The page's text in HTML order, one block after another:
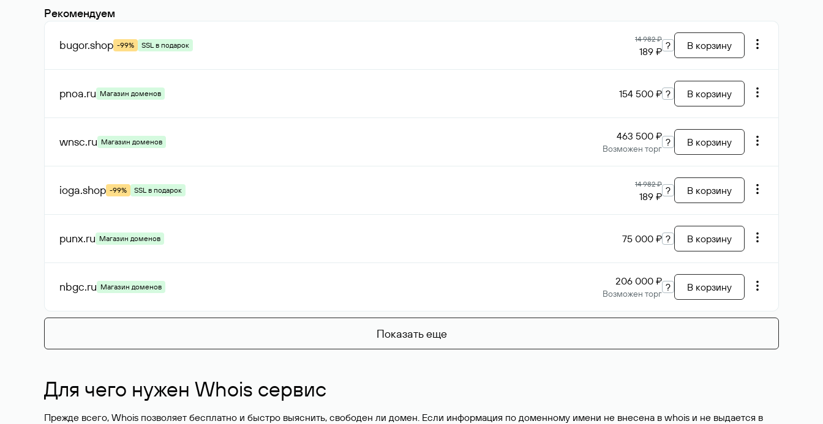
Рекомендуем
bugor.shop -99% SSL в подарок
14 982 ₽
189 ₽ ? В корзину
pnoa.ru Магазин доменов 154 500 ₽ ? В корзину
wnsc.ru Магазин доменов 463 500 ₽
Возможен торг
? В корзину
ioga.shop -99% SSL в подарок
14 982 ₽
189 ₽ ? В корзину
punx.ru Магазин доменов 75 000 ₽ ? В корзину
nbgc.ru Магазин доменов 206 000 ₽
Возможен торг
? В корзину
Показать еще
Для чего нужен Whois сервис
Прежде всего, Whois позволяет бесплатно и быстро выяснить, свободен ли домен. Если информация по доменному имени не внесена в whois и не выдается в